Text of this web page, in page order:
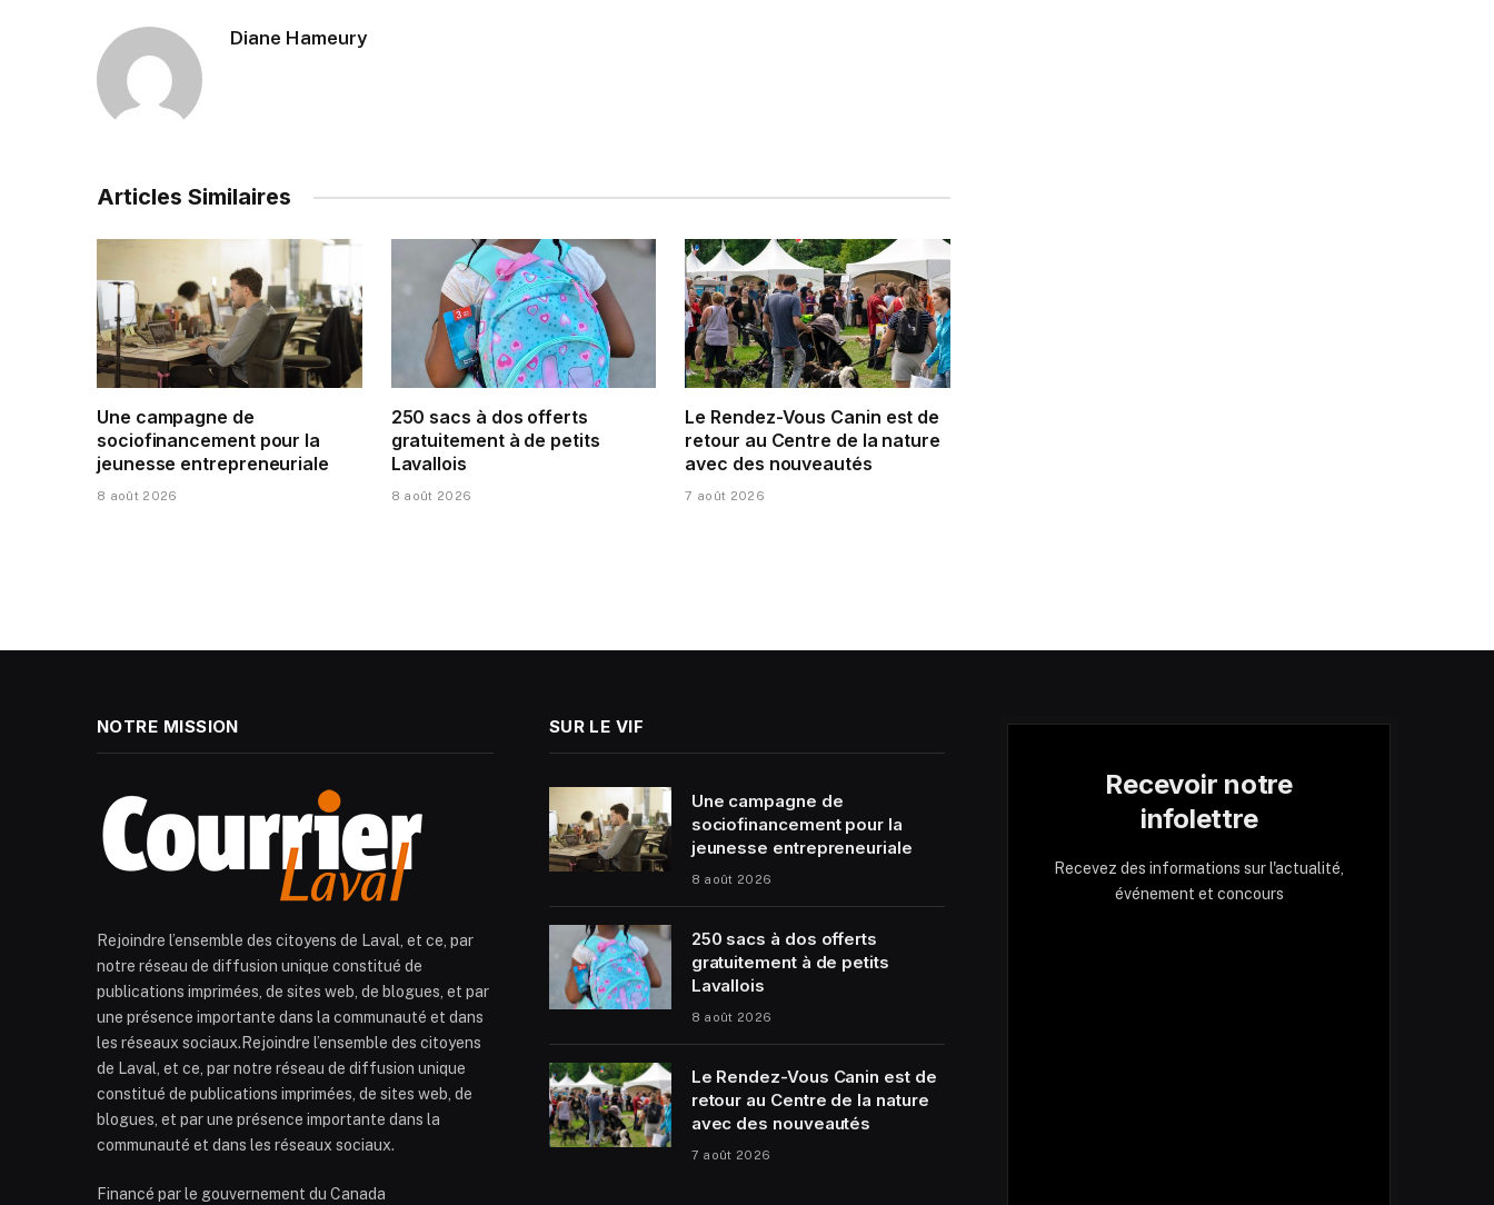
Diane Hameury
Articles Similaires
Une campagne de
sociofinancement pour la
jeunesse entrepreneuriale
8 août 2026
250 sacs à dos offerts
gratuitement à de petits
Lavallois
8 août 2026
Le Rendez-Vous Canin est de
retour au Centre de la nature
avec des nouveautés
7 août 2026
NOTRE MISSION
Rejoindre l’ensemble des citoyens de Laval, et ce, par
notre réseau de diffusion unique constitué de
publications imprimées, de sites web, de blogues, et par
une présence importante dans la communauté et dans
les réseaux sociaux.Rejoindre l’ensemble des citoyens
de Laval, et ce, par notre réseau de diffusion unique
constitué de publications imprimées, de sites web, de
blogues, et par une présence importante dans la
communauté et dans les réseaux sociaux.
Financé par le gouvernement du Canada
SUR LE VIF
Une campagne de
sociofinancement pour la
jeunesse entrepreneuriale
8 août 2026
250 sacs à dos offerts
gratuitement à de petits
Lavallois
8 août 2026
Le Rendez-Vous Canin est de
retour au Centre de la nature
avec des nouveautés
7 août 2026
Recevoir notre
infolettre
Recevez des informations sur l'actualité,
événement et concours